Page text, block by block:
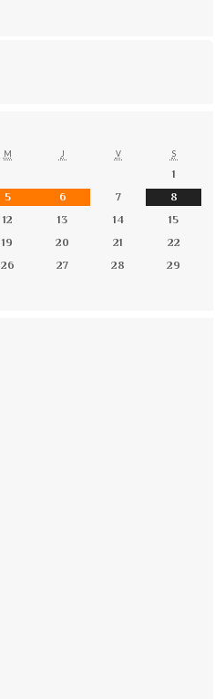
M J V S
1
5 6 7
8
12 13 14
15
19 20 21
22
26 27 28
29